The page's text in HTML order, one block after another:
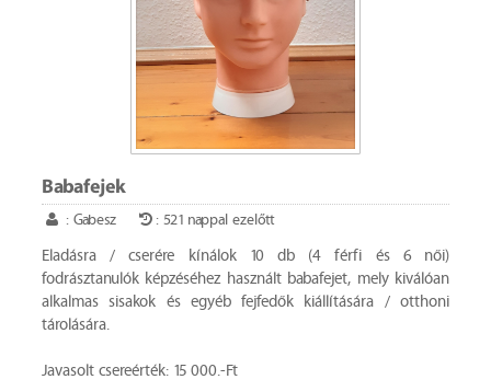
Babafejek
: Gabesz : 521 nappal ezelőtt
Eladásra / cserére kínálok 10 db (4 férfi és 6 női)
fodrásztanulók képzéséhez használt babafejet, mely kiválóan
alkalmas sisakok és egyéb fejfedők kiállítására / otthoni
tárolására.
Javasolt csereérték: 15 000.-Ft